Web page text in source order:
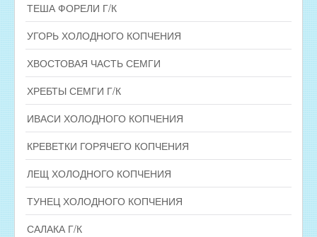
ТЕША ФОРЕЛИ Г/К
УГОРЬ ХОЛОДНОГО КОПЧЕНИЯ
ХВОСТОВАЯ ЧАСТЬ СЕМГИ
ХРЕБТЫ СЕМГИ Г/К
ИВАСИ ХОЛОДНОГО КОПЧЕНИЯ
КРЕВЕТКИ ГОРЯЧЕГО КОПЧЕНИЯ
ЛЕЩ ХОЛОДНОГО КОПЧЕНИЯ
ТУНЕЦ ХОЛОДНОГО КОПЧЕНИЯ
САЛАКА Г/К